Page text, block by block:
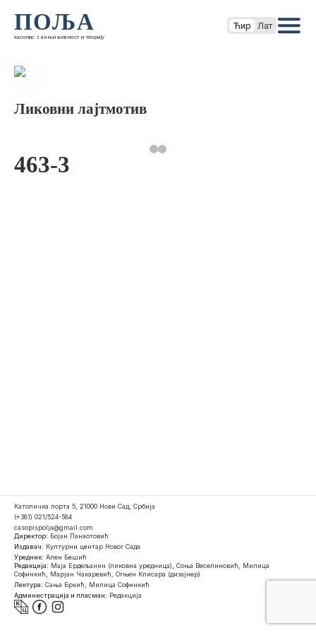
ПОЉА
часопис за књижевност и теорију
Ћир Лат
Ликовни лајтмотив
463-3
Католичка порта 5, 21000 Нови Сад, Србија
(+381) 021/524-584
casopispolja@gmail.com
Директор: Бојан Панаотовић
Издавач: Културни центар Новог Сада
Уредник: Ален Бешић
Редакција: Маја Ердељанин (ликовна уредница), Соња Веселиновић, Милица
Софинкић, Марјан Чакаревић, Огњен Клисара (дизајнер)
Лектура: Сања Бркић, Милица Софинкић
Администрација и пласман: Редакција